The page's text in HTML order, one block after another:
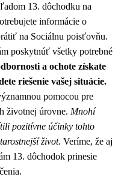
13. dôchodku na
informácie o
na Sociálnu poisťovňu.
poskytnúť všetky potrebné
a ochote získate
riešenie vašej situácie.
pomocou pre
životnej úrovne. Mnohí
pozitívne účinky tohto
život. Veríme, že aj
13. dôchodok prinesie